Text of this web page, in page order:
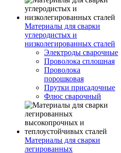
Материалы для сварки
углеродистых и
низколегированных сталей
Электроды сварочные
Проволока сплошная
Проволока
порошковая
Прутки присадочные
Флюс сварочный
Материалы для сварки
легированных